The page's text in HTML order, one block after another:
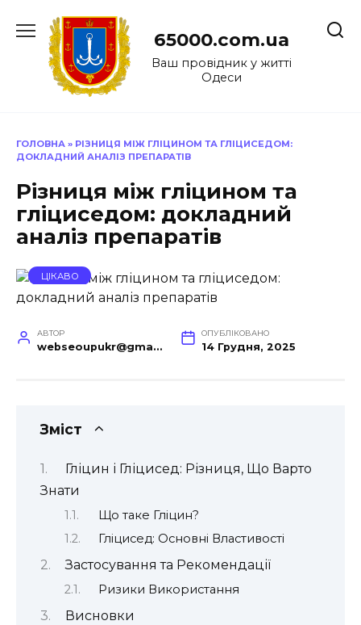
до
65000.com.ua
Ваш провідник у житті
Одеси
ГОЛОВНА » РІЗНИЦЯ МІЖ ГЛІЦИНОМ ТА ГЛІЦИСЕДОМ:
ДОКЛАДНИЙ АНАЛІЗ ПРЕПАРАТІВ
Різниця між гліцином та
гліциседом: докладний
аналіз препаратів
ЦІКАВО
АВТОР
webseoupukr@gmail.com
ОПУБЛІКОВАНО
14 Грудня, 2025
Зміст
Гліцин і Гліцисед: Різниця, Що Варто
Знати
Що таке Гліцин?
Гліцисед: Основні Властивості
Застосування та Рекомендації
Ризики Використання
Висновки